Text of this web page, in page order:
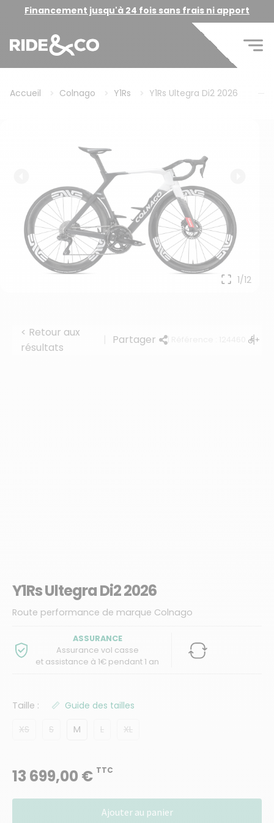
Financement jusqu'à 24 fois sans frais ni apport
Accueil Colnago Y1Rs Y1Rs Ultegra Di2 2026
1/12
< Retour aux
résultats
Partager
Y1Rs Ultegra Di2 2026
Route performance de marque Colnago
ASSURANCE
Assurance vol casse
et assistance à 1€ pendant 1 an
Taille :
Guide des tailles
XS
S M L XL
13 699,00 € TTC
Ajouter au panier